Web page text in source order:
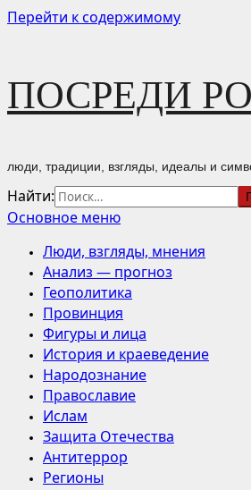
Перейти к содержимому
ПОСРЕДИ
люди, традиции, взгляды, идеалы и
Найти:
Основное меню
Люди, взгляды, мнения
Анализ — прогноз
Геополитика
Провинция
Фигуры и лица
История и краеведение
Народознание
Православие
Ислам
Защита Отечества
Антитеррор
Регионы